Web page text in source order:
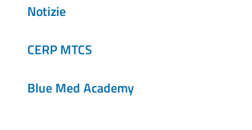
Notizie
CERP MTCS
Blue Med Academy